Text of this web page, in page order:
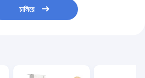
চালিয়ে